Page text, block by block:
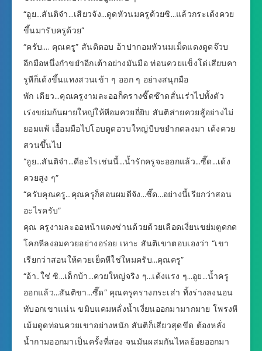
“อูย…สันติจ๋า…เสียวจัง…ดูดหัวนมครูด้วยซิ…แล้วกระเด้งควย
ขึ้นมารับครูด้วย”
“ครับ…. คุณครู” สันติตอบ อ้าปากอมหัวนมเม็ดแดงดูดจ๊วบ
อีกมือหนึ่งกำขยำอีกเต้าอย่างมันมือ ท่อนควยแข็งโด่เสียบคา
รูหีก็เด้งขึ้นแทงสวนเข้า ๆ ออก ๆ อย่างสนุกมือ
พัก เดียว…คุณครูงามละออก็ครางซี๊ดซ๊าดสั่นเร่าไปทั้งตัว
เร่งขย่มก้นผายใหญ่ให้หีอมควยถี่ยิบ สันติส่ายควยสู้อย่างไม่
ยอมแพ้ เอื้อมมือไปโอบตูดอวบใหญ่บีบขยำกดลงมา เด้งควย
สวนขึ้นไป
“อูย…สันติจ๋า…ดีอะไรเช่นนี้…น้ำรักครูจะออกแล้ว…ซี๊ด…เด้ง
ควยสูง ๆ”
“ครับคุณครู…คุณครูก็สอนผมดีจัง…ซี๊ด…อย่างนี้เรียกว่าสอน
อะไรครับ”
คุณ ครูงามละออหน้าแดงซ่านด้วยด้วยเลือดเงี่ยนขย่มตูดกด
โคกหีลงอมควยอย่างอร่อย เหาะ สันติเขาตอบเองว่า “เขา
เรียกว่าสอนให้ควยเย็ดหีใช่ใหมครับ…คุณครู”
“อ้า..ใช่ ซิ…เด็กบ้า…ควยใหญ่จริง ๆ…เด้งแรง ๆ…อูย…น้ำครู
ออกแล้ว…สันติขา…ซี๊ด” คุณครูครางกระเส่า ทิ้งร่างลงนอน
ทับอกเขาแน่น ขมิบแคมหลั่งน้ำเงี่ยนออกมามากมาย โพรงหี
เม้มดูดท่อนควยเขาอย่างหนัก สันติก็เสียวสุดขีด ต้องหลั่ง
น้ำกามออกมาเป็นครั้งที่สอง จนมันผสมกันไหลย้อยออกมา